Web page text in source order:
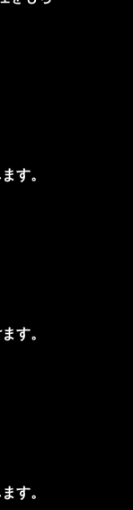
す。
す。
す。